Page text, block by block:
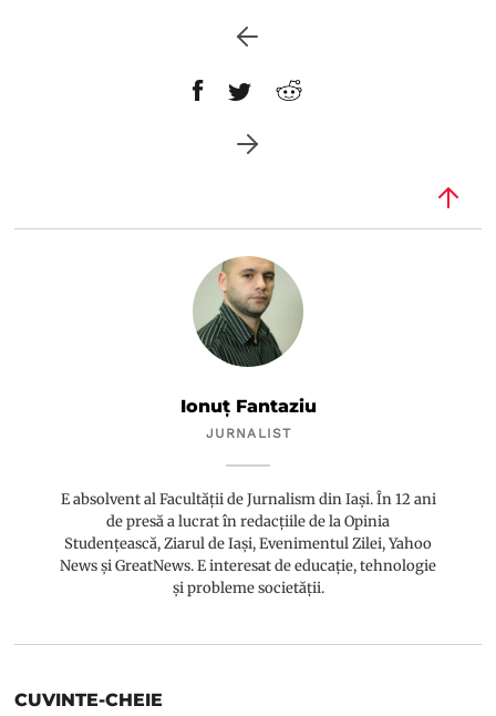
Ionuț Fantaziu
JURNALIST
E absolvent al Facultății de Jurnalism din Iași. În 12 ani
de presă a lucrat în redacțiile de la Opinia
Studențească, Ziarul de Iași, Evenimentul Zilei, Yahoo
News și GreatNews. E interesat de educație, tehnologie
și probleme societății.
CUVINTE-CHEIE